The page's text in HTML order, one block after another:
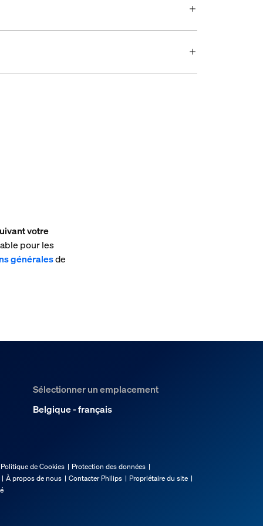
votre
pour les
généralesde
Sélectionner un emplacement
Belgique - français
Politique de Cookies
Protection des données
À propos de nous
Contacter Philips
Propriétaire du site